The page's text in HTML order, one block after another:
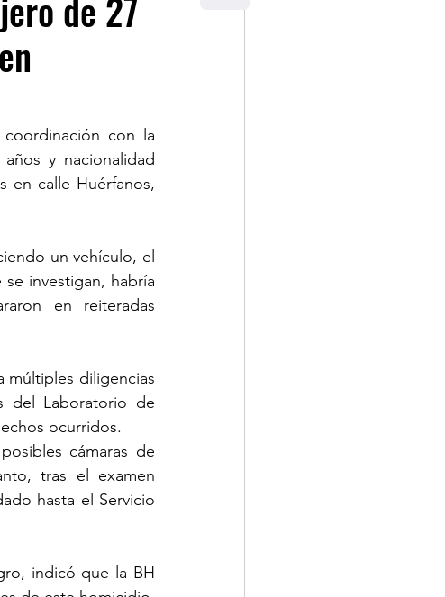
de 27
con la
y nacionalidad
en calle Huérfanos,
un vehículo, el
investigan, habría
en reiteradas
múltiples diligencias
del Laboratorio de
ocurridos.
cámaras de
tras el examen
hasta el Servicio
indicó que la BH